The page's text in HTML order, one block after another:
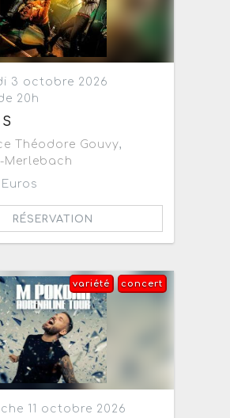
3 octobre 2026
20h
Théodore Gouvy,
Merlebach
RÉSERVATION
concert
variété
11 octobre 2026